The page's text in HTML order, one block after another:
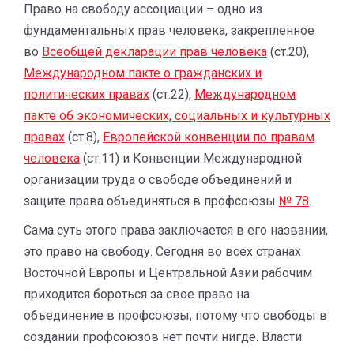
Право на свободу ассоциации – одно из
фундаментальных прав человека, закрепленное
во Всеобщей декларации прав человека (ст.20),
Международном пакте о гражданских и
политических правах (ст.22), Международном
пакте об экономических, социальных и культурных
правах (ст.8), Европейской конвенции по правам
человека (ст.11) и Конвенции Международной
организации труда о свободе объединений и
защите права объединяться в профсоюзы № 78.
Сама суть этого права заключается в его названии,
это право на свободу. Сегодня во всех странах
Восточной Европы и Центральной Азии рабочим
приходится бороться за свое право на
объединение в профсоюзы, потому что свободы в
создании профсоюзов нет почти нигде. Власти